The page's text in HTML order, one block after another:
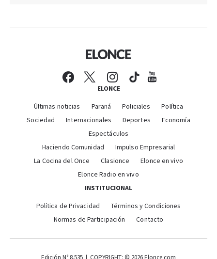
ELONCE
Últimas noticias Paraná Policiales
Política
Sociedad
Internacionales Deportes
Economía
Espectáculos
Haciendo Comunidad
Impulso Empresarial
La Cocina del Once
Clasionce
Elonce en vivo
Elonce Radio en vivo
INSTITUCIONAL
Política de Privacidad
Términos y Condiciones
Normas de Participación
Contacto